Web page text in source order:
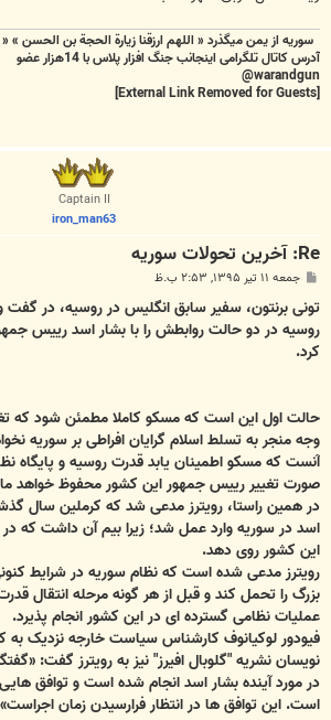
سوریه از یمن میگذرد « اللهم ارزقنا زيارة الحجة بن الحسن »
آدرس کاتال تلگرامی اینجانب جنگ افزار پلاس با 14هزار عضو
warandgun@
Captain II
iron_man63
Re: آخرين تحولات سوريه
پ
ت
جمعه ۱۱ تیر ۱۳۹۵, ۲:۵۳ ب.ظ
تونی برنتون، سفیر سابق انگلیس در روسیه، در گفت
روسیه در دو حالت روابطش را با بشار اسد رییس
کرد.
حالت اول این است که مسکو کاملا مطمئن شود که
وجه منجر به تسلط اسلام گرایان افراطی بر سوریه
آنست که مسکو اطمینان یابد قدرت روسیه و پایگاه
صورت تغییر رییس جمهور این کشور محفوظ خواهد
در همین راستا، رویترز مدعی شد که کرملین سال
اسد در سوریه وارد عمل شد؛ زیرا بیم آن داشت که در
این کشور روی دهد.
رویترز مدعی شده است که نظام سوریه در شرایط
بزرگ را تحمل کند و قبل از هر گونه مرحله انتقال
عملیات نظامی گسترده ای در این کشور انجام پذیرد.
فیودور لوکیانوف کارشناس سیاست خارجه نزدیک به
نویسان نشریه "گلوبال افیرز" نیز به رویترز گفت:
در مورد آینده بشار اسد انجام شده است و توافق
است. این توافق ها در انتظار فرارسیدن زمان اجراست».